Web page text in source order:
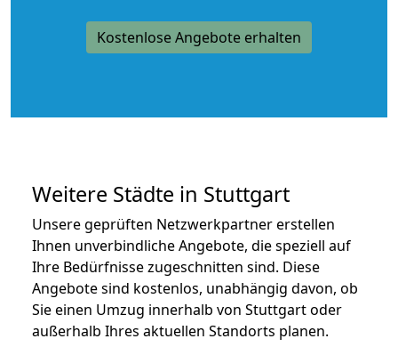
Kostenlose Angebote erhalten
Weitere Städte in Stuttgart
Unsere geprüften Netzwerkpartner erstellen
Ihnen unverbindliche Angebote, die speziell auf
Ihre Bedürfnisse zugeschnitten sind. Diese
Angebote sind kostenlos, unabhängig davon, ob
Sie einen Umzug innerhalb von Stuttgart oder
außerhalb Ihres aktuellen Standorts planen.